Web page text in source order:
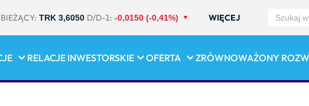
TRK 3,6050 D/D-1: -0,0150 (-0,41%) WIĘCEJ
RELACJE INWESTORSKIE OFERTA ZRÓWNOWAŻONY